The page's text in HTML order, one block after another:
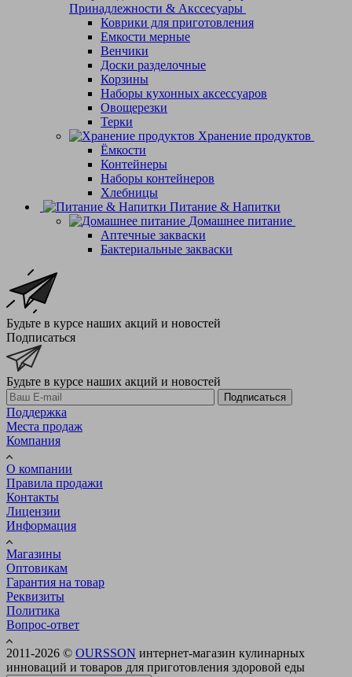
Принадлежности & Акссесуары
Коврики для приготовления
Емкости мерные
Венчики
Доски разделочные
Корзины
Наборы кухонных аксессуаров
Овощерезки
Терки
Хранение продуктов
Ёмкости
Контейнеры
Наборы контейнеров
Хлебницы
Питание & Напитки
Домашнее питание
Аптечные закваски
Бактериальные закваски
Будьте в курсе наших акций и новостей
Подписаться
Будьте в курсе наших акций и новостей
Подписаться
Поддержка
Места продаж
Компания
О компании
Правила продажи
Контакты
Лицензии
Информация
Магазины
Оптовикам
Гарантия на товар
Реквизиты
Политика
Вопрос-ответ
2011-2026 © OURSSON интернет-магазин кулинарных
инноваций и товаров для приготовления здоровой еды